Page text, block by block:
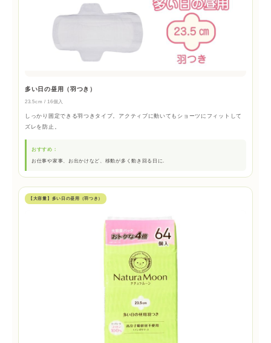
多い日の昼用（羽つき）
23.5cm / 16個入
しっかり固定できる羽つきタイプ。アクティブに動いてもショーツにフィットして
ズレを防止。
おすすめ：
お仕事や家事、お出かけなど、移動が多く動き回る日に.
【大容量】多い日の昼用（羽つき）